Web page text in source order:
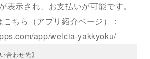
表示され、お支払いが可能です。
ちら（アプリ紹介ページ）：
app/welcia-yakkyoku/
合わせ先】